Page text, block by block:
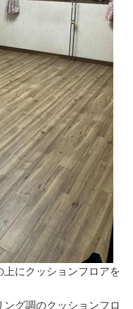
にクッションフロアを
グ調のクッションフロ